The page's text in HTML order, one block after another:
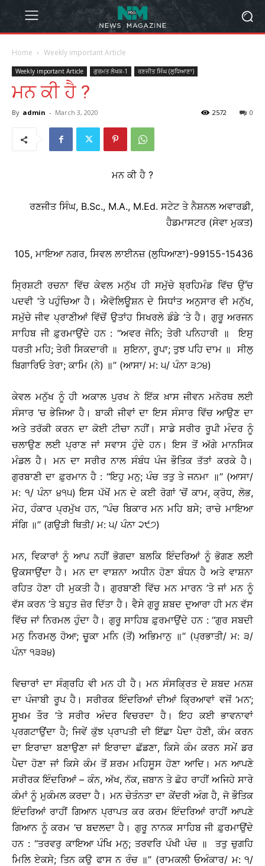
Home Weekly important Article
Weekly important Article ਗੁਰਮਤ ਲੇਖਕ-1 ਰਣਜੀਤ ਸਿੰਘ (ਲੁਧਿਆਣਾ)
ਮਨ ਕੀ ਹੈ ?
By admin - March 3, 2020 0
2572
ਮਨ ਕੀ ਹੈ ?
ਰਣਜੀਤ ਸਿੰਘ, B.Sc., M.A., M.Ed. ਸਟੇਟ ਤੇ ਨੈਸ਼ਨਲ ਅਵਾਰਡੀ,
ਹੈਡਮਾਸਟਰ (ਸੇਵਾ ਮੁਕਤ)
105, ਮਾਇਆ ਨਗਰ, ਸਿਵਲ ਲਾਈਨਜ਼ (ਲੁਧਿਆਣਾ)-99155-15436
ਸ੍ਰਿਸ਼ਟੀ ਰਚਨਾ ਵਿੱਚ ਕੇਵਲ ਮਨੁੱਖ ਹੀ ਸਮੁੱਚੇ ਬ੍ਰਹਿਮੰਡ ਵਿੱਚ ਉੱਚ
ਪਦਵੀ ’ਤੇ ਪਹੁੰਚਿਆ ਹੈ। ਐਵੋਲਿਊਸ਼ਨ ਦੇ ਸਿਧਾਂਤ ਅਨੁਸਾਰ ਵੀ ਮਨੁੱਖ,
ਸਮੁੱਚੇ ਜੀਵ ਪ੍ਰਾਣੀਆਂ ਵਿੱਚੋਂ ਉਤਾਂਹ ਸਿਖਰਲੇ ਡੰਡੇ ’ਤੇ ਹੈ। ਗੁਰੂ ਅਰਜਨ
ਸਾਹਿਬ ਜੀ ਫ਼ੁਰਮਾਉਂਦੇ ਹਨ : ‘‘ਅਵਰ ਜੋਨਿ; ਤੇਰੀ ਪਨਿਹਾਰੀ ॥ ਇਸੁ
ਧਰਤੀ ਮਹਿ; ਤੇਰੀ ਸਿਕਦਾਰੀ ॥ ਸੁਇਨਾ, ਰੂਪਾ; ਤੁਝ ਪਹਿ ਦਾਮ ॥ ਸੀਲੁ
ਬਿਗਾਰਿਓ ਤੇਰਾ; ਕਾਮਿ (ਨੇ) ॥’’ (ਆਸਾ/ ਮ: ੫/ ਪੰਨਾ ੩੭੪)
ਕੇਵਲ ਮਨੁੱਖ ਨੂੰ ਹੀ ਅਕਾਲ ਪੁਰਖ ਨੇ ਇੱਕ ਖ਼ਾਸ ਜੀਵਨ ਮਨੋਰਥ ਲਈ
ਸੰਸਾਰ ’ਚ ਭੇਜਿਆ ਹੈ। ਬਾਕੀ ਜੀਵਾਂ ਦਾ ਇਸ ਸੰਸਾਰ ਵਿੱਚ ਆਉਣ ਦਾ
ਅਤੇ ਤਰੱਕੀ ਕਰਨ ਦਾ ਕੋਈ ਟੀਚਾ ਨਹੀਂ। ਸਾਡੇ ਸਰੀਰ ਰੂਪੀ ਮੰਦਰ ਨੂੰ
ਚਲਾਉਣ ਲਈ ਪ੍ਰਾਣ ਜਾਂ ਸਵਾਸ ਹੁੰਦੇ ਹਨ। ਇਸ ਤੋਂ ਅੱਗੇ ਮਾਨਸਿਕ
ਮੰਡਲ ਹੈ। ਮਨ ਦਾ ਸਰੀਰ ਨਾਲ ਸੰਬੰਧ ਪੰਜ ਭੌਤਿਕ ਤੱਤਾਂ ਕਰਕੇ ਹੈ।
ਗੁਰਬਾਣੀ ਦਾ ਫ਼ੁਰਮਾਨ ਹੈ : ‘‘ਇਹੁ ਮਨੁ; ਪੰਚ ਤਤੁ ਤੇ ਜਨਮਾ ॥’’ (ਆਸਾ/
ਮ: ੧/ ਪੰਨਾ ੪੧੫) ਇਸ ਪੱਖੋਂ ਮਨ ਦੇ ਕਈ ਰੋਗਾਂ ’ਚੋਂ ਕਾਮ, ਕ੍ਰੋਧ, ਲੋਭ,
ਮੋਹ, ਹੰਕਾਰ ਪ੍ਰਮੁੱਖ ਹਨ, ‘‘ਪੰਚ ਬਿਕਾਰ ਮਨ ਮਹਿ ਬਸੇ; ਰਾਚੇ ਮਾਇਆ
ਸੰਗਿ ॥’’ (ਗਉੜੀ ਥਿਤੀ/ ਮ: ੫/ ਪੰਨਾ ੨੯੭)
ਮਨ, ਵਿਕਾਰਾਂ ਨੂੰ ਆਪ ਨਹੀਂ ਭੋਗਦਾ ਬਲਕਿ ਇੰਦਰਿਆਂ ਨੂੰ ਭੋਗਣ ਲਈ
ਉਕਸਾਉਂਦਾ ਹੈ। ਮਨ ਦਾ ਵਾਸ਼ਨਾ ਅਧੀਨ ਹੋਣਾ ਬੰਧਨ ਹੈ ਅਤੇ ਵਾਸ਼ਨਾ
ਰਹਿਤ ਹੋਣਾ ਹੀ ਮੁਕਤੀ ਹੈ। ਗੁਰਬਾਣੀ ਵਿੱਚ ਮਨ ਮਾਰਨ ’ਤੇ ਜਾਂ ਮਨ ਨੂੰ
ਵੱਸ ਕਰਨ ’ਤੇ ਬਹੁਤ ਜ਼ੋਰ ਦਿੱਤਾ ਹੈ। ਵੈਸੇ ਗੁਰੂ ਸ਼ਬਦ ਦੁਆਰਾ ਹੀ ਮਨ ਵੱਸ
ਵਿੱਚ ਜਾਂ ਨਿਰਮਲ ਹੁੰਦਾ ਹੈ। ਗੁਰੂ ਸਾਹਿਬ ਫ਼ੁਰਮਾਉਂਦੇ ਹਨ : ‘‘ਗੁਰ ਸਬਦੀ
ਮਨੁ ਨਿਰਮਲੁ ਹੋਆ; ਚੂਕਾ ਮਨਿ (ਤੋਂ) ਅਭਿਮਾਨੁ ॥’’ (ਪ੍ਰਭਾਤੀ/ ਮ: ੩/
ਪੰਨਾ ੧੩੩੪)
ਵਿਚਾਰਾਂ ਦਾ ਸੰਗ੍ਰਹਿ ਵੀ ਮਨ ਹੀ ਹੈ। ਮਨ ਸੰਸਕ੍ਰਿਤ ਦੇ ਸ਼ਬਦ ਮਨਸ਼
ਦਾ ਪੰਜਾਬੀ ਰੂਪ ਹੈ। ਸਰੀਰਕ ਇੰਦਰਿਆਂ ਦੀਆਂ ਕ੍ਰਿਆਵਾਂ ਵਜੋਂ ‘ਮਨ’;
ਸੂਖਮ ਤੌਰ ’ਤੇ ਸਰੀਰ ਅੰਦਰ ਵਿਚਰਦਾ ਹੈ। ਇਹ ਕਈ ਭਾਵਨਾਵਾਂ
ਪ੍ਰਗਟਾਉਂਦਾ ਹੈ; ਜਿਵੇਂ ਕੁੱਝ ਪ੍ਰਾਪਤੀ ਦੀ ਇੱਛਾ ਪੈਦਾ ਹੋਣੀ, ਕੰਮ ਕਰਨ
ਦਾ ਇਰਾਦਾ ਬਣਾਉਣਾ ਜਾਂ ਇਰਾਦਾ ਛੱਡਣਾ, ਕਿਸੇ ਕੰਮ ਕਰਨ ਸਮੇਂ ਡਰ
ਪੈਦਾ ਹੋਣਾ ਜਾਂ ਕਿਸੇ ਕੰਮ ਤੋਂ ਸ਼ਰਮ ਮਹਿਸੂਸ ਹੋਣਾ ਆਦਿ। ਮਨ ਆਪਣੇ
ਸਰੀਰਕ ਇੰਦਰਿਆਂ – ਕੰਨ, ਅੱਖ, ਨੱਕ, ਜ਼ਬਾਨ ਤੇ ਛੋਹ ਰਾਹੀਂ ਅਜਿਹੇ ਸਾਰੇ
ਕੰਮਾਂ ਨੂੰ ਮੁਕੰਮਲ ਕਰਦਾ ਹੈ। ਮਨ ਚੇਤੰਨਤਾ ਦਾ ਕੇਂਦਰੀ ਅੰਗ ਹੈ, ਜੋ ਭੌਤਿਕ
ਇੰਦਰਿਆਂ ਰਾਹੀਂ ਗਿਆਨ ਪ੍ਰਾਪਤ ਕਰ ਕਰਮ ਇੰਦਰਿਆਂ ਰਾਹੀਂ ਆਪਣੇ
ਗਿਆਨ ਨੂੰ ਕਰਮ ’ਚ ਬਦਲਦਾ ਹੈ। ਗੁਰੂ ਨਾਨਕ ਸਾਹਿਬ ਜੀ ਫ਼ੁਰਮਾਉਂਦੇ
ਹਨ : ‘‘ਤਰਵਰੁ ਕਾਇਆ ਪੰਖਿ ਮਨੁ; ਤਰਵਰਿ ਪੰਖੀ ਪੰਚ ॥ ਤਤੁ ਚੁਗਹਿ
ਮਿਲਿ ਏਕਸੇ; ਤਿਨ ਕਉ ਫਾਸ ਨ ਰੰਚ ॥’’ (ਰਾਮਕਲੀ ਓਅੰਕਾਰ/ ਮ: ੧/